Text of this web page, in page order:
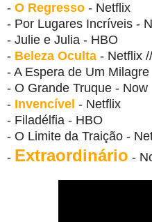
- O Regresso - Netflix
- Por Lugares Incríveis -
- Julie e Julia - HBO
- Beleza Oculta - Netflix
- A Espera de Um
- O Grande Truque - Now
- Invencível - Netflix
- Filadélfia - HBO
- O Limite da Traição -
- Extraordinário -